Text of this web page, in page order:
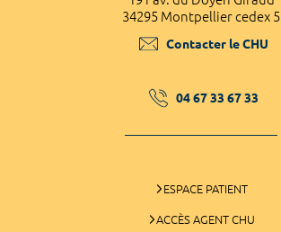
34295 Montpellier cedex 5
Contacter le CHU
04 67 33 67 33
ESPACE PATIENT
ACCÈS AGENT CHU